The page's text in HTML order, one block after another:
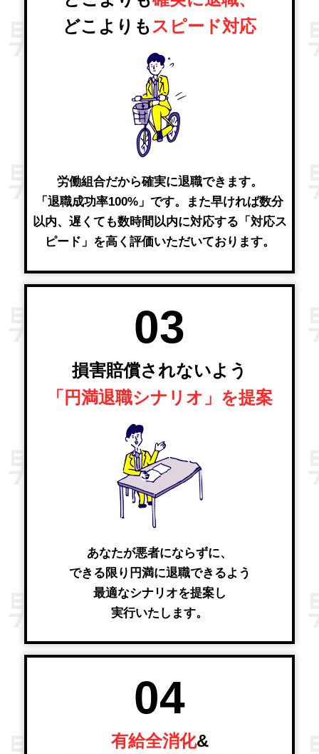
どこよりもスピード対応
労働組合だから確実に退職できます。
「退職成功率100%」です。また早ければ数分
以内、遅くても数時間以内に対応する「対応ス
ピード」を高く評価いただいております。
03
損害賠償されないよう
「円満退職シナリオ」を提案
あなたが悪者にならずに、
できる限り円満に退職できるよう
最適なシナリオを提案し
実行いたします。
04
有給全消化&